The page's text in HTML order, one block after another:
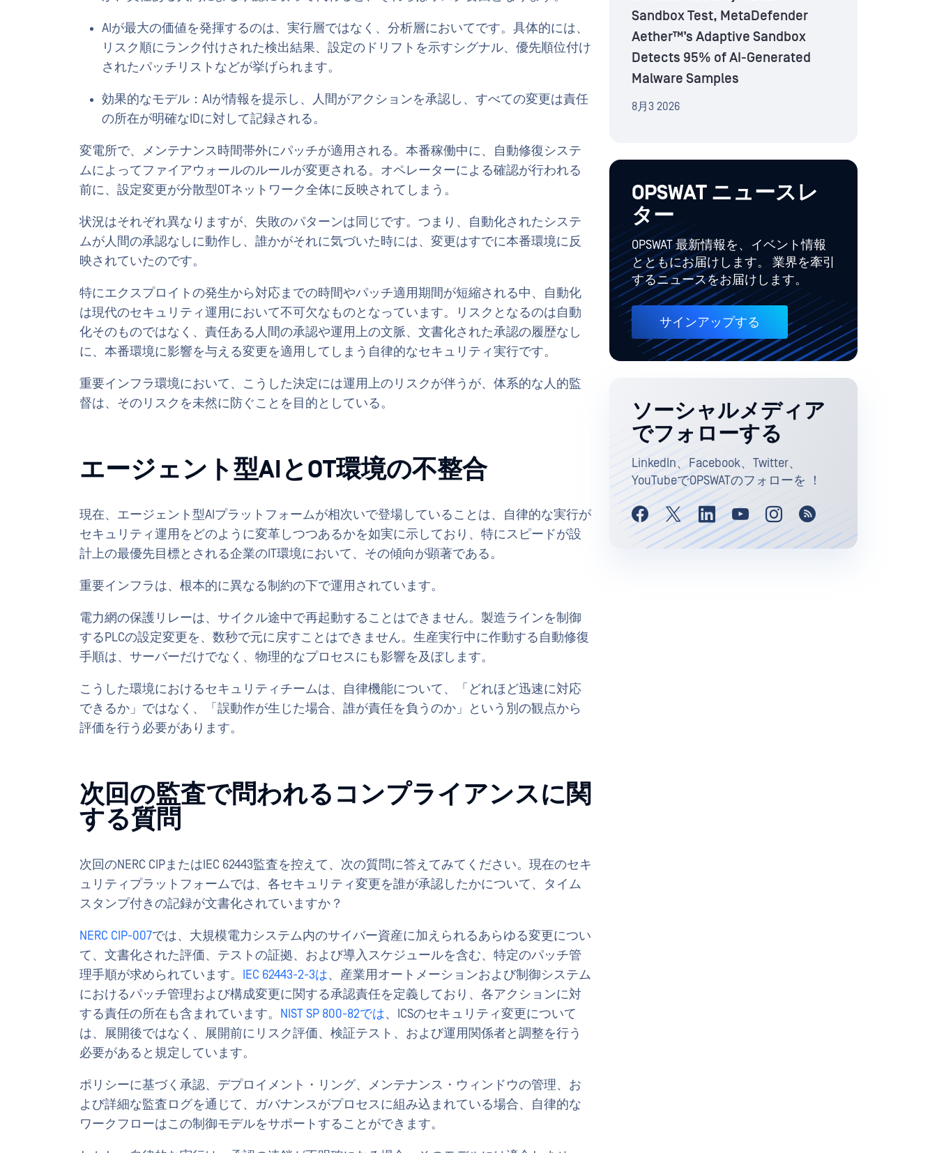
AIが最大の価値を発揮するのは、実行層ではなく、分析層においてです。具体的には、
リスク順にランク付けされた検出結果、設定のドリフトを示すシグナル、優先順位付け
されたパッチリストなどが挙げられます。
効果的なモデル：AIが情報を提示し、人間がアクションを承認し、すべての変更は責任
の所在が明確なIDに対して記録される。
変電所で、メンテナンス時間帯外にパッチが適用される。本番稼働中に、自動修復システ
ムによってファイアウォールのルールが変更される。オペレーターによる確認が行われる
前に、設定変更が分散型OTネットワーク全体に反映されてしまう。
状況はそれぞれ異なりますが、失敗のパターンは同じです。つまり、自動化されたシステ
ムが人間の承認なしに動作し、誰かがそれに気づいた時には、変更はすでに本番環境に反
映されていたのです。
特にエクスプロイトの発生から対応までの時間やパッチ適用期間が短縮される中、自動化
は現代のセキュリティ運用において不可欠なものとなっています。リスクとなるのは自動
化そのものではなく、責任ある人間の承認や運用上の文脈、文書化された承認の履歴なし
に、本番環境に影響を与える変更を適用してしまう自律的なセキュリティ実行です。
重要インフラ環境において、こうした決定には運用上のリスクが伴うが、体系的な人的監
督は、そのリスクを未然に防ぐことを目的としている。
エージェント型AIとOT環境の不整合
現在、エージェント型AIプラットフォームが相次いで登場していることは、自律的な実行が
セキュリティ運用をどのように変革しつつあるかを如実に示しており、特にスピードが設
計上の最優先目標とされる企業のIT環境において、その傾向が顕著である。
重要インフラは、根本的に異なる制約の下で運用されています。
電力網の保護リレーは、サイクル途中で再起動することはできません。製造ラインを制御
するPLCの設定変更を、数秒で元に戻すことはできません。生産実行中に作動する自動修復
手順は、サーバーだけでなく、物理的なプロセスにも影響を及ぼします。
こうした環境におけるセキュリティチームは、自律機能について、「どれほど迅速に対応
できるか」ではなく、「誤動作が生じた場合、誰が責任を負うのか」という別の観点から
評価を行う必要があります。
次回の監査で問われるコンプライアンスに関
する質問
次回のNERC CIPまたはIEC 62443監査を控えて、次の質問に答えてみてください。現在のセキ
ュリティプラットフォームでは、各セキュリティ変更を誰が承認したかについて、タイム
スタンプ付きの記録が文書化されていますか？
NERC CIP-007では、大規模電力システム内のサイバー資産に加えられるあらゆる変更につい
て、文書化された評価、テストの証拠、および導入スケジュールを含む、特定のパッチ管
理手順が求められています。
IEC 62443-2-3は、産業用オートメーションおよび制御システム
におけるパッチ管理および構成変更に関する承認責任を定義しており、各アクションに対
する責任の所在も含まれています。 NIST SP 800-82では、ICSのセキュリティ変更について
は、展開後ではなく、展開前にリスク評価、検証テスト、および運用関係者と調整を行う
必要があると規定しています。
ポリシーに基づく承認、デプロイメント・リング、メンテナンス・ウィンドウの管理、お
よび詳細な監査ログを通じて、ガバナンスがプロセスに組み込まれている場合、自律的な
ワークフローはこの制御モデルをサポートすることができます。
Sandbox Test, MetaDefender
Aether™’s Adaptive Sandbox
Detects 95% of AI-Generated
Malware Samples
8月3 2026
OPSWAT ニュースレ
ター
OPSWAT 最新情報を、イベント情報
とともにお届けします。 業界を牽引
するニュースをお届けします。
サインアップする
ソーシャルメディア
でフォローする
LinkedIn、Facebook、Twitter、
YouTubeでOPSWATのフォローを ！